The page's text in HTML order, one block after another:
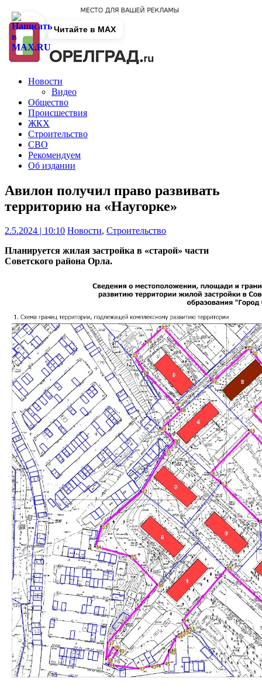
Новости
Видео
Общество
Происшествия
ЖКХ
Строительство
СВО
Рекомендуем
Об издании
Авилон получил право развивать
территорию на «Наугорке»
2.5.2024 | 10:10 Новости, Строительство
Планируется жилая застройка в «старой» части
Советского района Орла.
Читайте в MAX